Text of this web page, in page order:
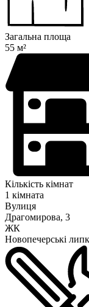
Загальна площа
55 м²
Кількість кімнат
1 кімната
Вулиця
Драгомирова, 3
ЖК
Новопечерські